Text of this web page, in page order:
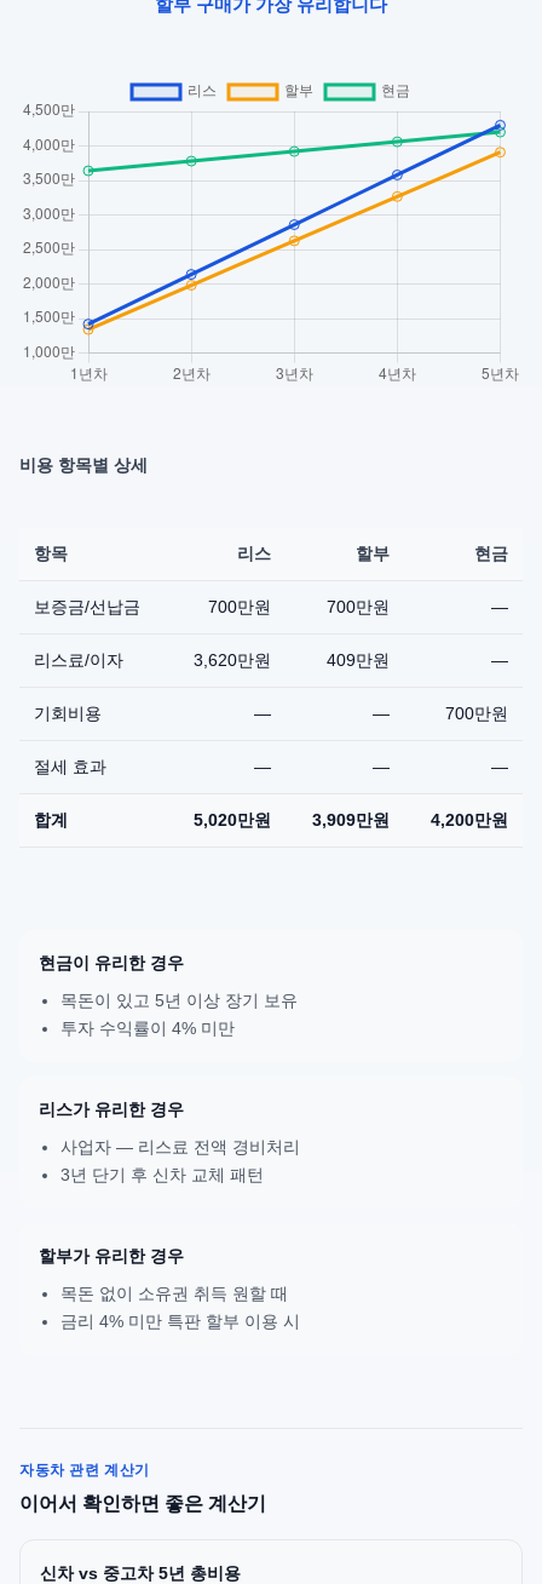
할부 구매가 가장 유리합니다
비용 항목별 상세
항목 리스 할부 현금
보증금/선납금 700만원 700만원 —
리스료/이자 3,620만원 409만원 —
기회비용 — — 700만원
절세 효과 — — —
합계 5,020만원 3,909만원 4,200만원
현금이 유리한 경우
목돈이 있고 5년 이상 장기 보유
투자 수익률이 4% 미만
리스가 유리한 경우
사업자 — 리스료 전액 경비처리
3년 단기 후 신차 교체 패턴
할부가 유리한 경우
목돈 없이 소유권 취득 원할 때
금리 4% 미만 특판 할부 이용 시
자동차 관련 계산기
이어서 확인하면 좋은 계산기
신차 vs 중고차 5년 총비용